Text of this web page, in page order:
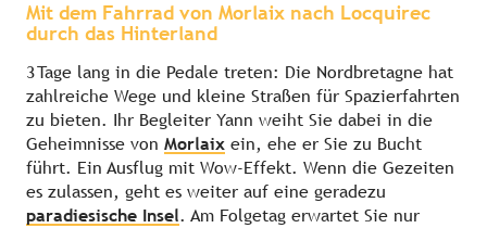
Mit dem Fahrrad von Morlaix nach Locquirec
durch das Hinterland
3 Tage lang in die Pedale treten: Die Nordbretagne hat
zahlreiche Wege und kleine Straßen für Spazierfahrten
zu bieten. Ihr Begleiter Yann weiht Sie dabei in die
Geheimnisse von Morlaix ein, ehe er Sie zu Bucht
führt. Ein Ausflug mit Wow-Effekt. Wenn die Gezeiten
es zulassen, geht es weiter auf eine geradezu
paradiesische Insel. Am Folgetag erwartet Sie nur